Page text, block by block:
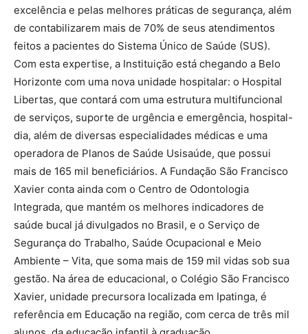
excelência e pelas melhores práticas de segurança, além
de contabilizarem mais de 70% de seus atendimentos
feitos a pacientes do Sistema Único de Saúde (SUS).
Com esta expertise, a Instituição está chegando a Belo
Horizonte com uma nova unidade hospitalar: o Hospital
Libertas, que contará com uma estrutura multifuncional
de serviços, suporte de urgência e emergência, hospital-
dia, além de diversas especialidades médicas e uma
operadora de Planos de Saúde Usisaúde, que possui
mais de 165 mil beneficiários. A Fundação São Francisco
Xavier conta ainda com o Centro de Odontologia
Integrada, que mantém os melhores indicadores de
saúde bucal já divulgados no Brasil, e o Serviço de
Segurança do Trabalho, Saúde Ocupacional e Meio
Ambiente – Vita, que soma mais de 159 mil vidas sob sua
gestão. Na área de educacional, o Colégio São Francisco
Xavier, unidade precursora localizada em Ipatinga, é
referência em Educação na região, com cerca de três mil